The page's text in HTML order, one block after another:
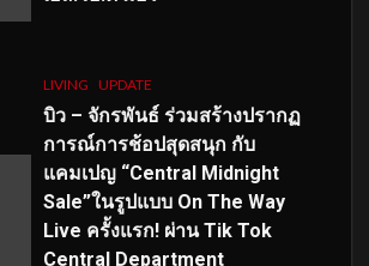
LIVING UPDATE
บิว – จักรพันธ์ ร่วมสร้างปรากฏ
การณ์การช้อปสุดสนุก กับ
แคมเปญ “Central Midnight
Sale”ในรูปแบบ On The Way
Live ครั้งแรก! ผ่าน Tik Tok
Central Department